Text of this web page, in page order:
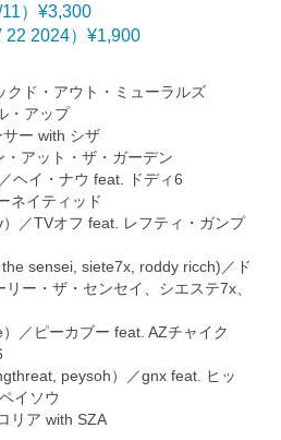
）¥3,300
22 2024）¥1,900
ド・アウト・ミューラルズ
・アップ
ー with シザ
アット・ザ・ガーデン
ヘイ・ナウ feat. ドディ6
ネイティッド
／TVオフ feat. レフティ・ガンプ
sensei, siete7x, roddy ricch)／ド
ー・ザ・センセイ、シエステ7x、
／ピーカブー feat. AZチャイク
peysoh）／gnx feat. ヒッ
イソウ
リア with SZA